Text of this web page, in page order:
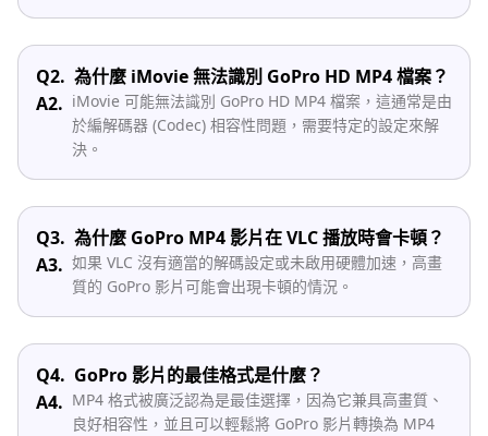
Q2. 為什麼 iMovie 無法識別 GoPro HD MP4 檔案？
A2. iMovie 可能無法識別 GoPro HD MP4 檔案，這通常是由
於編解碼器 (Codec) 相容性問題，需要特定的設定來解
決。
Q3. 為什麼 GoPro MP4 影片在 VLC 播放時會卡頓？
A3. 如果 VLC 沒有適當的解碼設定或未啟用硬體加速，高畫
質的 GoPro 影片可能會出現卡頓的情況。
Q4. GoPro 影片的最佳格式是什麼？
A4. MP4 格式被廣泛認為是最佳選擇，因為它兼具高畫質、
良好相容性，並且可以輕鬆將 GoPro 影片轉換為 MP4